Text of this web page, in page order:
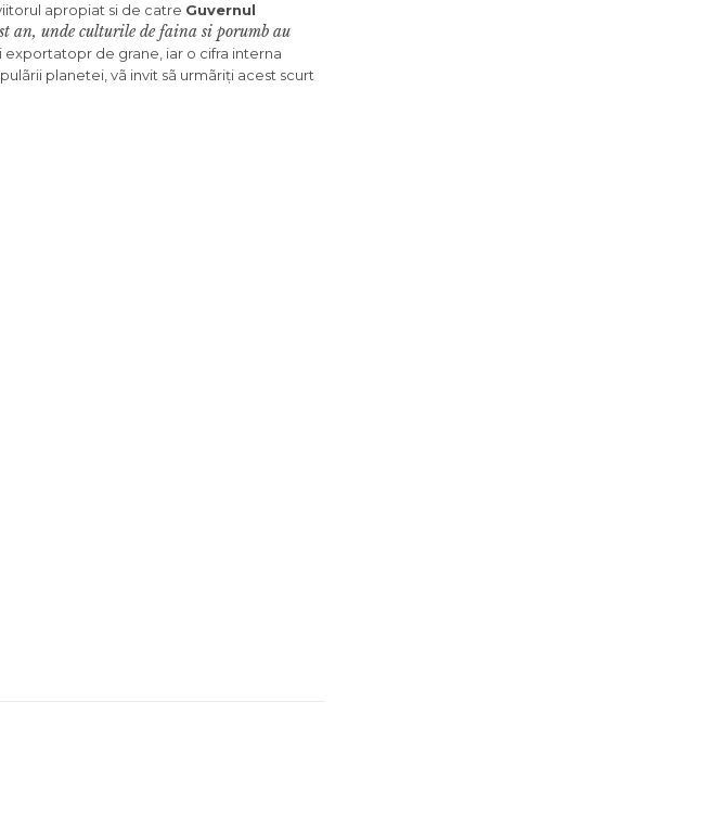
apropiat si de catre Guvernul
an, unde culturile de faina si porumb au
de grane, iar o cifra interna
planetei, vã invit sã urmãriți acest scurt